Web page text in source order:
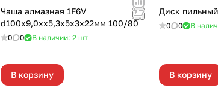
Чаша алмазная 1F6V
d100х9,0хх5,3х5х3х22мм 100/80
0 0 В наличии: 2 шт
В корзину
Диск
0 0 В
В корзину